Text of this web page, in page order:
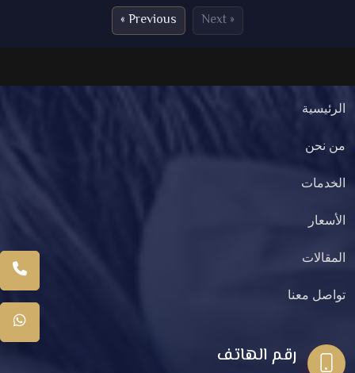
« Previous Next »
الرئيسية
من نحن
الخدمات
الأسعار
المقالات
تواصل معنا
رقم الهاتف